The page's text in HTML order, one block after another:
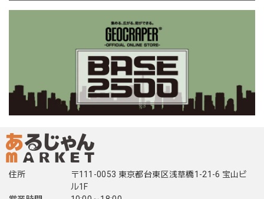
住所
〒111-0053 東京都台東区浅草橋1-21-6 宝山ビ
ル1F